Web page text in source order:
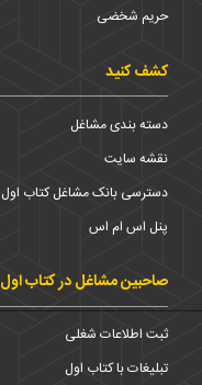
حریم شخضی
کشف کنید
دسته بندی مشاغل
نقشه سایت
دسترسی بانک مشاغل کتاب اول
پنل اس ام اس
صاحبین مشاغل در کتاب اول
ثبت اطلاعات شغلی
تبلیغات با کتاب اول